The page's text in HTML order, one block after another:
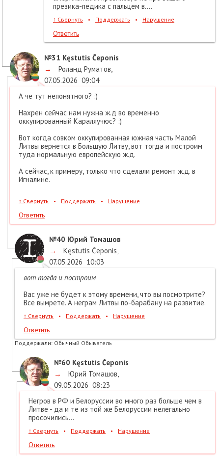
презика-педика с пальцем в....
↑ Свернуть • Поддержать • Нарушение
Ответить
№31 Kęstutis Čeponis
→
Роланд Руматов,
07.05.2026 09:04
А че тут непонятного? :)
Нахрен сейчас нам нужна ж.д во временно
оккупированный Караляучюс? :)
Вот когда совком оккупированная южная часть Малой
Литвы вернется в Большую Литву, вот тогда и построим
туда нормальную европейскую ж.д.
А сейчас, к примеру, только что сделали ремонт ж.д. в
Игналине.
↑ Свернуть • Поддержать • Нарушение
Ответить
№40 Юрий Томашов
→
Kęstutis Čeponis,
07.05.2026 10:03
вот тогда и построим
Вас уже не будет к этому времени, что вы посмотрите?
Все вымрете. А неграм Литвы по-барабану на развитие.
↑ Свернуть • Поддержать • Нарушение
Ответить
Поддержали: Обычный Обыватель
№60 Kęstutis Čeponis
→
Юрий Томашов,
09.05.2026 08:23
Негров в РФ и Белоруссии во много раз больше чем в
Литве - да и те из той же Белоруссии нелегально
просочились...
↑ Свернуть • Поддержать • Нарушение
Ответить